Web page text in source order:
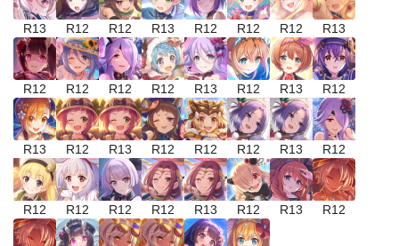
R13 R12 R12 R13 R12 R12 R12 R13
R12 R12 R12 R12 R13 R12 R13 R12
R13 R12 R13 R12 R12 R12 R13 R12
R12 R12 R12 R12 R13 R12 R13 R12